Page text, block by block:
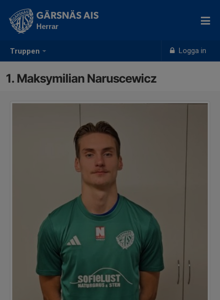
Truppen Logga in
GÄRSNÄS AIS
Herrar
1. Maksymilian Naruscewicz